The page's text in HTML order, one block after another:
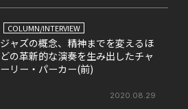
COLUMN/INTERVIEW
ジャズの概念、精神までを変えるほ
どの革新的な演奏を生み出したチャ
ーリー・パーカー(前)
2020.08.29